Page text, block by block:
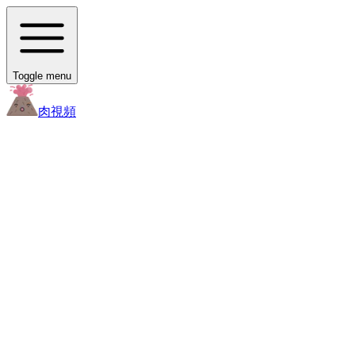
Toggle menu
肉視頻